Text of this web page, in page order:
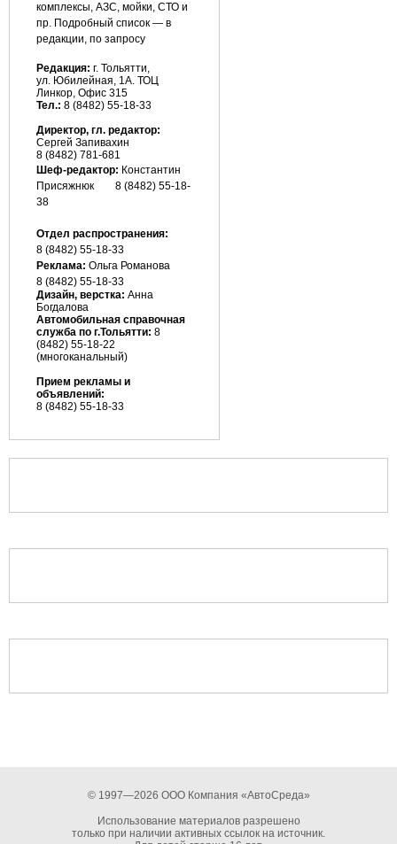
комплексы, АЗС, мойки, СТО и
пр. Подробный список — в
редакции, по запросу
Редакция: г. Тольятти,
ул. Юбилейная, 1А. ТОЦ
Линкор, Офис 315
Тел.: 8 (8482) 55-18-33
Директор, гл. редактор:
Сергей Запивахин
8 (8482) 781-681
Шеф-редактор: Константин
Присяжнюк 8 (8482) 55-18-
38
Отдел распространения:
8 (8482) 55-18-33
Реклама: Ольга Романова
8 (8482) 55-18-33
Дизайн, верстка: Анна
Богдалова
Автомобильная справочная
служба по г.Тольятти: 8
(8482) 55-18-22
(многоканальный)
Прием рекламы и
объявлений:
8 (8482) 55-18-33
© 1997—2026 ООО Компания «АвтоСреда»
Использование материалов разрешено
только при наличии активных ссылок на источник.